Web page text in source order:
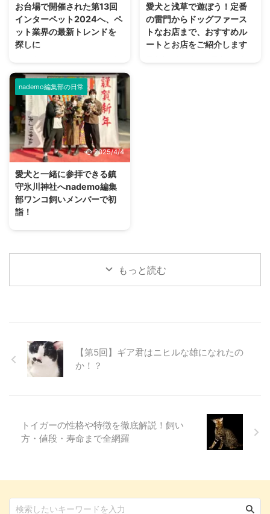
冷えてしまいそうな企画を決行し
ます。 ワンコには幽霊が見える
のか 古来より犬には幽霊が見え
るとか、亡くなったワンコが守護
な話が尽きない動物です。 では
ワンコに人間には見え ...
京都八王子市にある標高599mの
山で、富士山の6分の1ほどの高
さ。 日本国内で登山ができる山
の中でも、登りやすさから非常に
お台場で開催された第13回
インターペット2024へ、ペ
ット業界の最新トレンドを
探しに
ビッグサイトで開催されたペット
の祭典「インターペット」に参加
してきました。 朝、開始時間に
行ったものの入り口は長蛇の列。
多くの来場者に混じってわんこや
ニャンコもたくさん来ていた、大
盛況イベントのレポートをお届け
します。 インターペットとは ペ
ットにまつわるフードやグッズの
展示会・インターペットは、国内
最大のペットイベントです。「人
とペットの豊かな暮らし」をテー
マに毎年、開催されています。
いました。 13回目 ...
愛犬と浅草で遊ぼう！定番
の雷門からドッグファース
トなお店まで、おすすめル
ートとお店をご紹介します
寺を目指しつつ、犬猫用品店であ
...
nademo編集部の日常
2025/4/4
愛犬と一緒に参拝できる鎮
守氷川神社へnademo編集
部ワンコ飼いメンバーで初
詣！
すが、みんなで行くのは初めての
試みです。 今回、初詣の場所と
ポートします！ 愛犬と一緒に参
拝できる鎮守氷川神社って？
「氷川神社」という名前は、お聞
ほどあり、鎮守氷川神社 ...
もっと読む
【第5回】ギア君はニヒルな雄になれたの
か！？
トイガーの性格や特徴を徹底解説！飼い
方・値段・寿命まで全網羅